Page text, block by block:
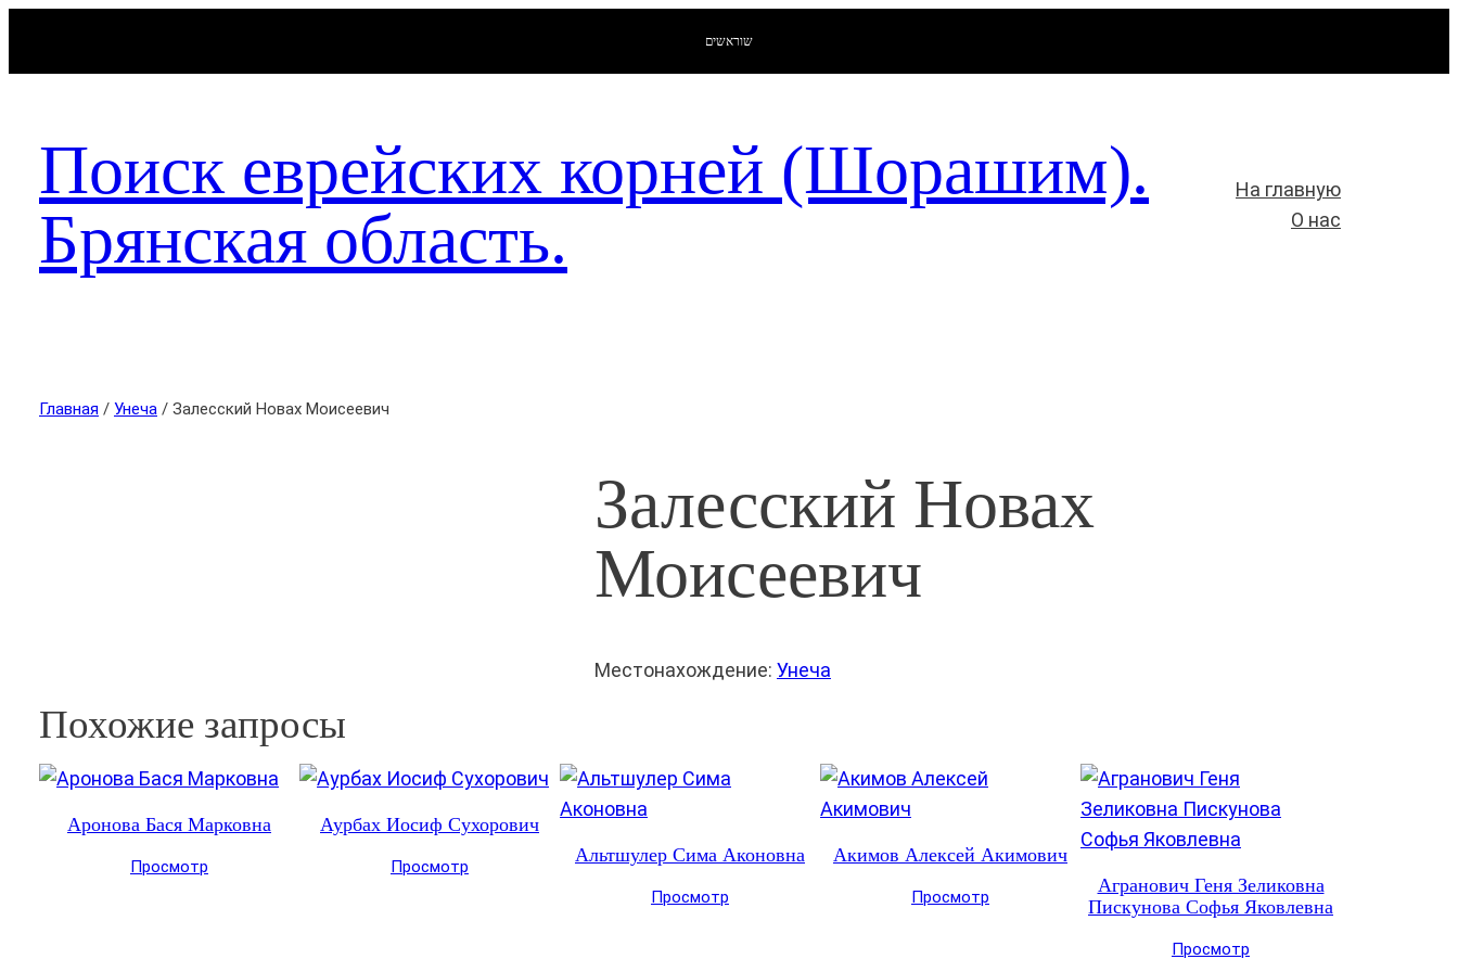
שוראשים
Поиск еврейских корней (Шорашим).
Брянская область.
На главную
О нас
Главная / Унеча / Залесский Новах Моисеевич
Залесский Новах
Моисеевич
Местонахождение: Унеча
Похожие запросы
Аронова Бася Марковна
Просмотр
Аурбах Иосиф Сухорович
Просмотр
Альтшулер Сима Аконовна
Просмотр
Акимов Алексей Акимович
Просмотр
Агранович Геня Зеликовна
Пискунова Софья Яковлевна
Просмотр